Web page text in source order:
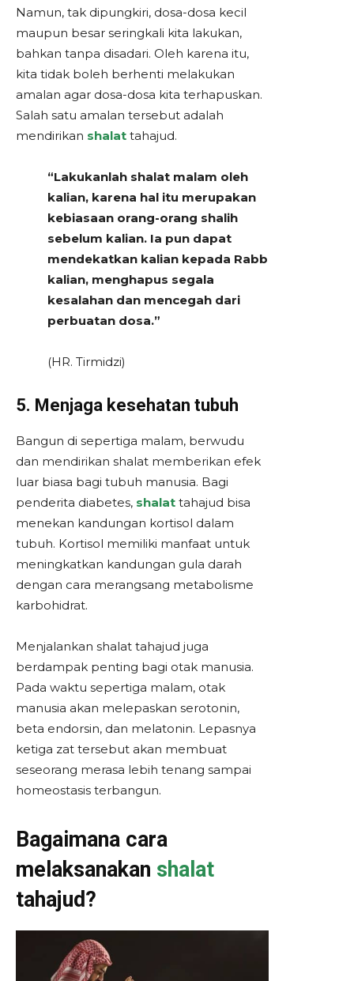
Namun, tak dipungkiri, dosa-dosa kecil
maupun besar seringkali kita lakukan,
bahkan tanpa disadari. Oleh karena itu,
kita tidak boleh berhenti melakukan
amalan agar dosa-dosa kita terhapuskan.
Salah satu amalan tersebut adalah
mendirikan shalat tahajud.
“Lakukanlah shalat malam oleh
kalian, karena hal itu merupakan
kebiasaan orang-orang shalih
sebelum kalian. Ia pun dapat
mendekatkan kalian kepada Rabb
kalian, menghapus segala
kesalahan dan mencegah dari
perbuatan dosa.”
(HR. Tirmidzi)
5. Menjaga kesehatan tubuh
Bangun di sepertiga malam, berwudu
dan mendirikan shalat memberikan efek
luar biasa bagi tubuh manusia. Bagi
penderita diabetes, shalat tahajud bisa
menekan kandungan kortisol dalam
tubuh. Kortisol memiliki manfaat untuk
meningkatkan kandungan gula darah
dengan cara merangsang metabolisme
karbohidrat.
Menjalankan shalat tahajud juga
berdampak penting bagi otak manusia.
Pada waktu sepertiga malam, otak
manusia akan melepaskan serotonin,
beta endorsin, dan melatonin. Lepasnya
ketiga zat tersebut akan membuat
seseorang merasa lebih tenang sampai
homeostasis terbangun.
Bagaimana cara
melaksanakan shalat
tahajud?